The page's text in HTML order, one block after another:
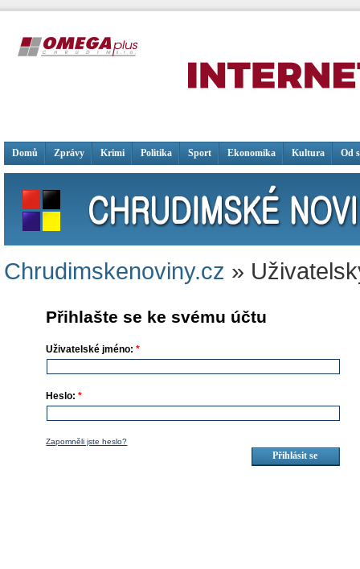
Domů Zprávy Krimi Politika Sport Ekonomika Kultura Od
Chrudimskenoviny.cz »
Přihlašte se ke svému účtu
Uživatelské jméno:*
Heslo:*
Zapomněli jste heslo?